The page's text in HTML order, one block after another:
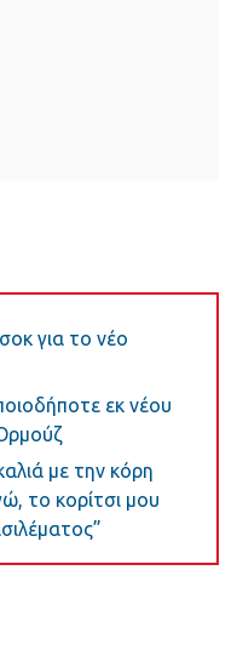
για το νέο
εκ νέου
με την κόρη
το κορίτσι μου